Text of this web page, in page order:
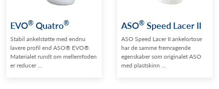
EVO® Quatro®
Stabil ankelstøtte med endnu
lavere profil end ASO® EVO®.
Materialet rundt om mellemfoden
er reducer ...
ASO® Speed Lacer II
ASO Speed Lacer II ankelortose
har de samme fremragende
egenskaber som originalet ASO
med plastskinn ...